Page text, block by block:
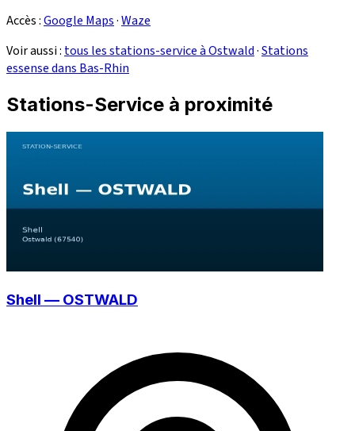
Accès :Google Maps·Waze
Voir aussi : tous les stations-service à Ostwald·Stations
essense dans Bas-Rhin
Stations-Service à proximité
Shell — OSTWALD